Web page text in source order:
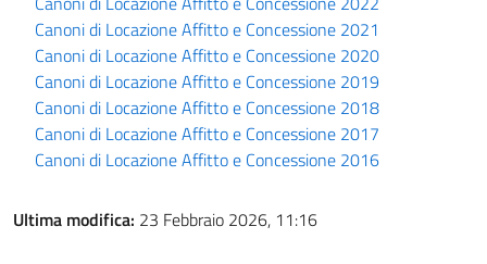
Canoni di Locazione Affitto e Concessione 2021
Canoni di Locazione Affitto e Concessione 2020
Canoni di Locazione Affitto e Concessione 2019
Canoni di Locazione Affitto e Concessione 2018
Canoni di Locazione Affitto e Concessione 2017
Canoni di Locazione Affitto e Concessione 2016
Ultima modifica: 23 Febbraio 2026, 11:16